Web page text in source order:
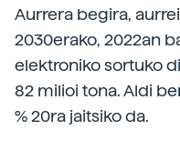
Aurrera begira,
2030erako, 2022an
elektroniko sortuko
82 milioi tona. Aldi
% 20ra jaitsiko da.